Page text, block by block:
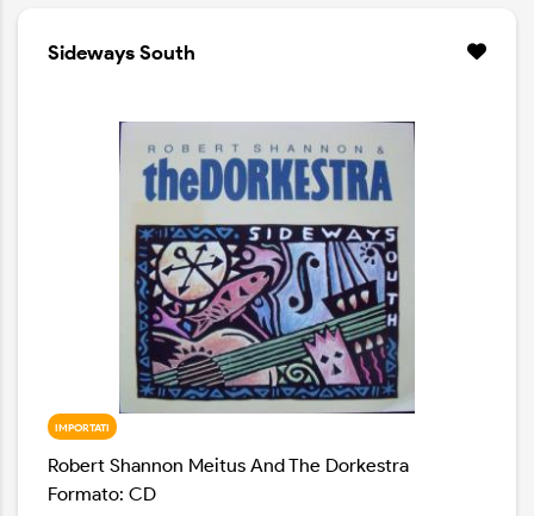
Housed in a digipak case.
Sideways South
IMPORTATI
Robert Shannon Meitus And The Dorkestra
Formato: CD